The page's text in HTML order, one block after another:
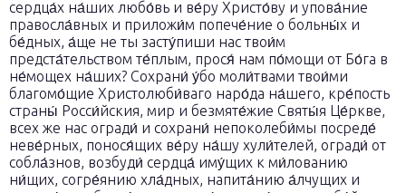
сердца́х на́ших любо́вь и ве́ру Христо́ву и упова́ние
правосла́вных и приложи́м попече́ние о больны́х и
бе́дных, а́ще не ты засту́пиши нас твои́м
предста́тельством те́плым, прося́ нам по́мощи от Бо́га в
не́мощех на́ших? Сохрани́ у́бо моли́твами твои́ми
благомо́щие Христолюби́ваго наро́да на́шего, кре́пость
страны́ Росси́йския, мир и безмяте́жие Святы́я Це́ркве,
всех же нас огради́ и сохрани́ непоколеби́мы посреде́
неве́рных, понося́щих ве́ру на́шу хули́телей, огради́ от
собла́знов, возбуди́ сердца́ иму́щих к ми́лованию
ни́щих, согре́янию хла́дных, напита́нию а́лчущих и